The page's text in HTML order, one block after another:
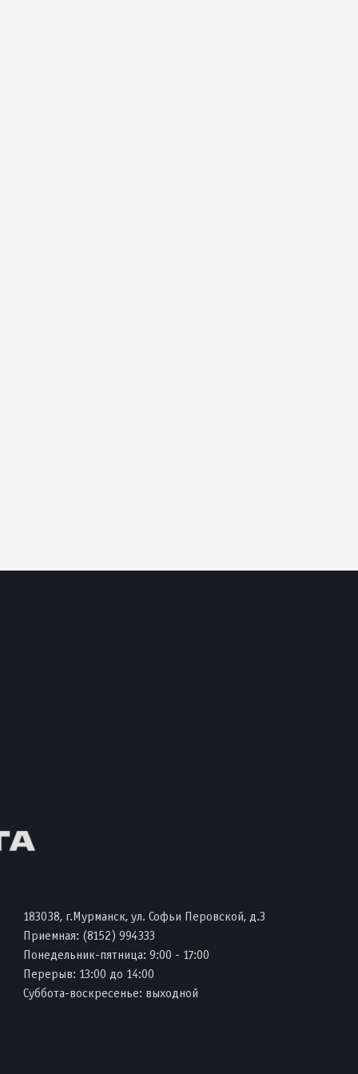
183038, г.Мурманск, ул. Софьи Перовской, д.3
Приемная: (8152) 994333
Понедельник-пятница: 9:00 - 17:00
Перерыв: 13:00 до 14:00
Суббота-воскресенье: выходной